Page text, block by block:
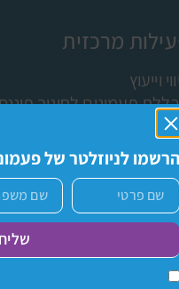
מרכזית
וייעוץ
פעמונים לחינוך
תוכניות ושותפים
מחקר מדידה והערכה
מיצוי זכויות בבנקים
קבל את כל עוגיות וכלי המעקב
הרשמו לניוזלטר של